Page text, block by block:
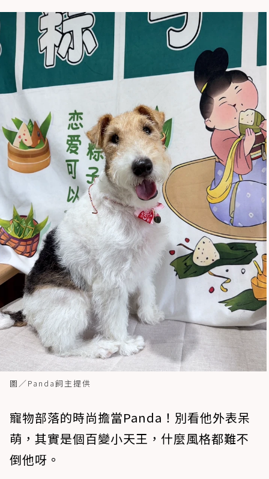
圖／Panda飼主提供
寵物部落的時尚擔當Panda！別看他外表呆
萌，其實是個百變小天王，什麼風格都難不
倒他呀。